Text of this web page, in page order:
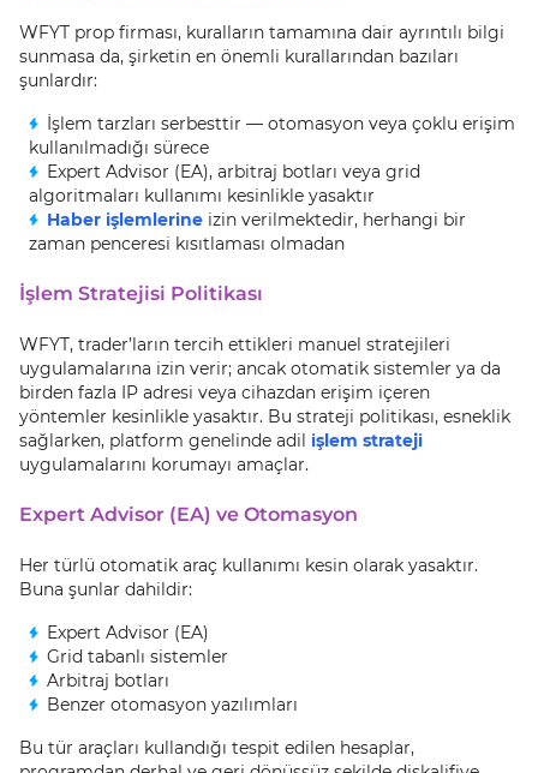
WFYT prop firması, kuralların tamamına dair ayrıntılı bilgi
sunmasa da, şirketin en önemli kurallarından bazıları
şunlardır:
İşlem tarzları serbesttir — otomasyon veya çoklu erişim
kullanılmadığı sürece
Expert Advisor (EA), arbitraj botları veya grid
algoritmaları kullanımı kesinlikle yasaktır
Haber işlemlerine izin verilmektedir, herhangi bir
zaman penceresi kısıtlaması olmadan
İşlem Stratejisi Politikası
WFYT, trader’ların tercih ettikleri manuel stratejileri
uygulamalarına izin verir; ancak otomatik sistemler ya da
birden fazla IP adresi veya cihazdan erişim içeren
yöntemler kesinlikle yasaktır. Bu strateji politikası, esneklik
sağlarken, platform genelinde adil işlem strateji
uygulamalarını korumayı amaçlar.
Expert Advisor (EA) ve Otomasyon
Her türlü otomatik araç kullanımı kesin olarak yasaktır.
Buna şunlar dahildir:
Expert Advisor (EA)
Grid tabanlı sistemler
Arbitraj botları
Benzer otomasyon yazılımları
Bu tür araçları kullandığı tespit edilen hesaplar,